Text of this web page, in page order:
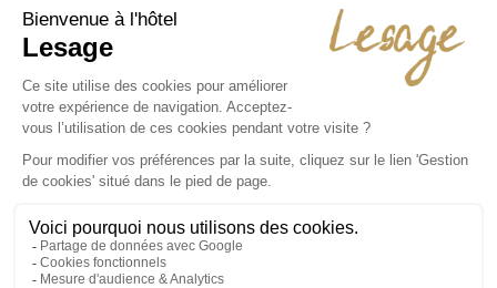
Offres spéciales
Aucune offre disponible